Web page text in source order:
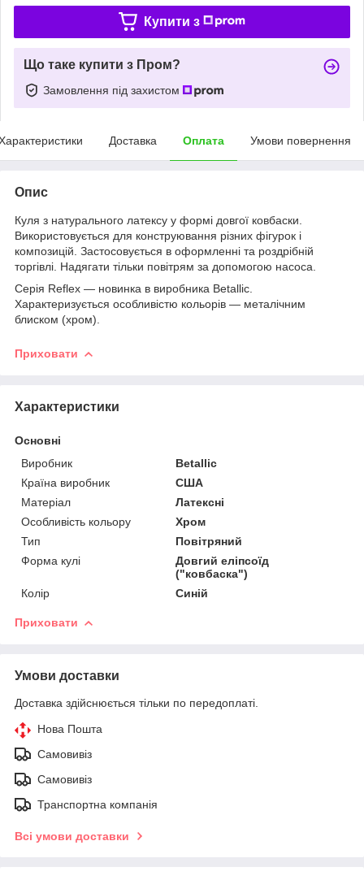
Купити з
Що таке купити з Пром?
Замовлення під захистом
Доставка Оплата Умови повернення
Опис
Куля з натурального латексу у формі довгої ковбаски.
Використовується для конструювання різних фігурок і
композицій. Застосовується в оформленні та роздрібній
торгівлі. Надягати тільки повітрям за допомогою насоса.
Серія Reflex — новинка в виробника Betallic.
Характеризується особливістю кольорів — металічним
блиском (хром).
Приховати
Характеристики
Основні
Виробник
Betallic
Країна виробник
США
Матеріал
Латексні
Особливість кольору
Хром
Тип
Повітряний
Форма кулі
Довгий еліпсоїд
("ковбаска")
Колір
Синій
Приховати
Умови доставки
Доставка здійснюється тільки по передоплаті.
Нова Пошта
Самовивіз
Самовивіз
Транспортна компанія
Всі умови доставки